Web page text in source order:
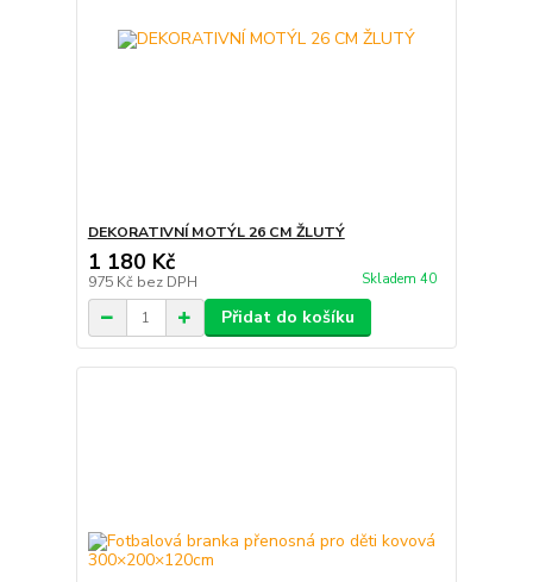
DEKORATIVNÍ MOTÝL 26 CM ŽLUTÝ
1 180 Kč
975 Kč bez DPH Skladem 40
Přidat do košíku